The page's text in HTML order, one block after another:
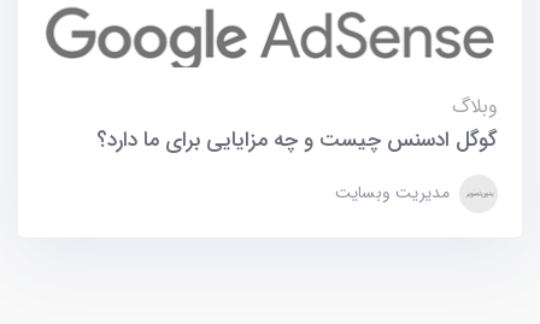
وبلاگ
گوگل ادسنس چیست و چه مزایایی برای ما دارد؟
مدیریت وبسایت